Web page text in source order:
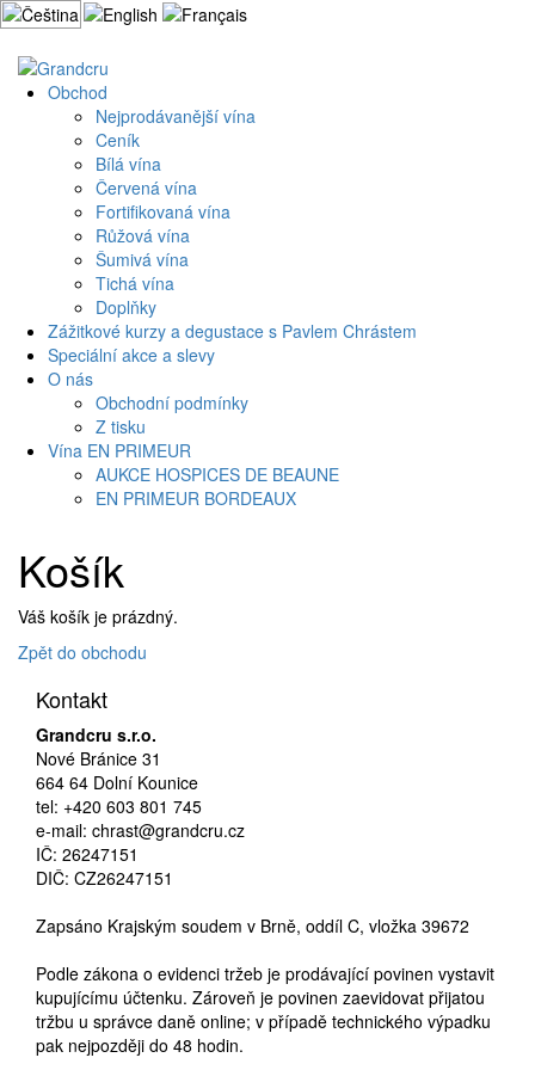
Přejít
k
obsahu
webu Obchod
Nejprodávanější vína
Ceník
Bílá vína
Červená vína
Fortifikovaná vína
Růžová vína
Šumivá vína
Tichá vína
Doplňky
Zážitkové kurzy a degustace s Pavlem Chrástem
Speciální akce a slevy
O nás
Obchodní podmínky
Z tisku
Vína EN PRIMEUR
AUKCE HOSPICES DE BEAUNE
EN PRIMEUR BORDEAUX
Košík
Váš košík je prázdný.
Zpět do obchodu
Kontakt
Grandcru s.r.o.
Nové Bránice 31
664 64 Dolní Kounice
tel: +420 603 801 745
e-mail: chrast@grandcru.cz
IČ: 26247151
DIČ: CZ26247151
Zapsáno Krajským soudem v Brně, oddíl C, vložka 39672
Podle zákona o evidenci tržeb je prodávající povinen vystavit
kupujícímu účtenku. Zároveň je povinen zaevidovat přijatou
tržbu u správce daně online; v případě technického výpadku
pak nejpozději do 48 hodin.